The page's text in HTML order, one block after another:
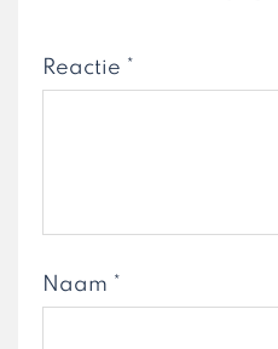
Reactie *
Naam *